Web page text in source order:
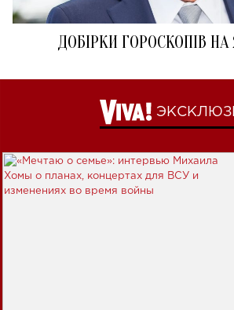
ДОБІРКИ ГОРОСКОПІВ НА